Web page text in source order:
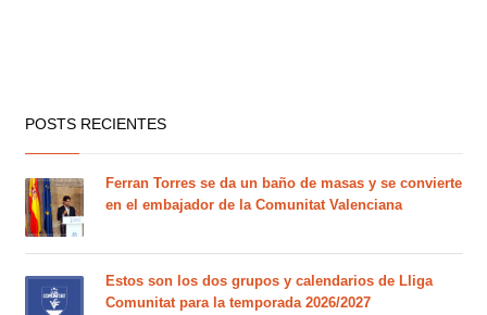
POSTS RECIENTES
Ferran Torres se da un baño de masas y se convierte
en el embajador de la Comunitat Valenciana
Estos son los dos grupos y calendarios de Lliga
Comunitat para la temporada 2026/2027